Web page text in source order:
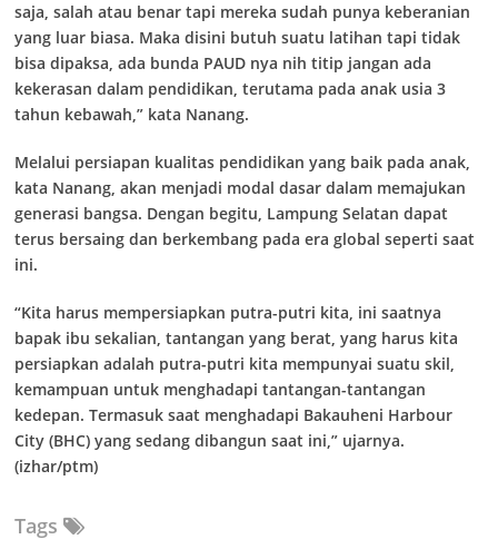
saja, salah atau benar tapi mereka sudah punya keberanian
yang luar biasa. Maka disini butuh suatu latihan tapi tidak
bisa dipaksa, ada bunda PAUD nya nih titip jangan ada
kekerasan dalam pendidikan, terutama pada anak usia 3
tahun kebawah,” kata Nanang.
Melalui persiapan kualitas pendidikan yang baik pada anak,
kata Nanang, akan menjadi modal dasar dalam memajukan
generasi bangsa. Dengan begitu, Lampung Selatan dapat
terus bersaing dan berkembang pada era global seperti saat
ini.
“Kita harus mempersiapkan putra-putri kita, ini saatnya
bapak ibu sekalian, tantangan yang berat, yang harus kita
persiapkan adalah putra-putri kita mempunyai suatu skil,
kemampuan untuk menghadapi tantangan-tantangan
kedepan. Termasuk saat menghadapi Bakauheni Harbour
City (BHC) yang sedang dibangun saat ini,” ujarnya.
(izhar/ptm)
Tags